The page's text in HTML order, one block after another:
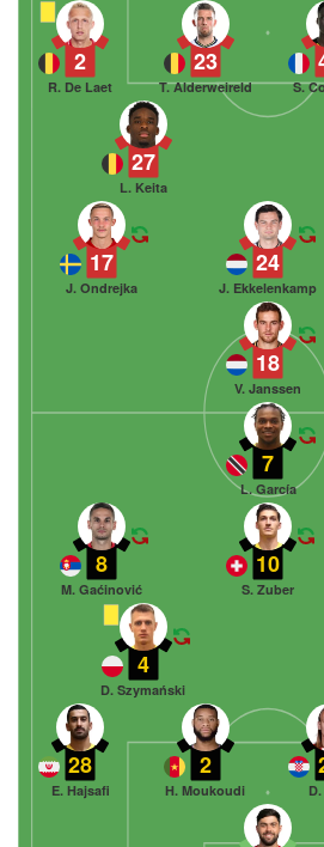
S.
23
T. Alderweireld
2
R. De Laet
27
L. Keita
24
J. Ekkelenkamp
17
J. Ondrejka
18
V. Janssen
28
E. Hajsafi
2
H. Moukoudi
4
D. Szymański
8
M. Gaćinović
10
S. Zuber
7
L. García